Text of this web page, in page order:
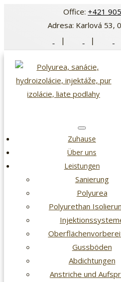
Office: +421
Adresa: Karlová
|
|
Zuhause
Über uns
Leistungen
Sanierung
Polyurea
Polyurethan
Gussböden
Abdichtungen
Anstriche und